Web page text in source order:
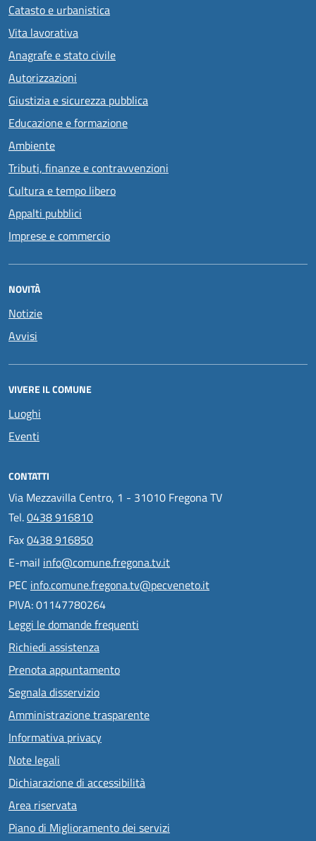
Catasto e urbanistica
Vita lavorativa
Anagrafe e stato civile
Autorizzazioni
Giustizia e sicurezza pubblica
Educazione e formazione
Ambiente
Tributi, finanze e contravvenzioni
Cultura e tempo libero
Appalti pubblici
Imprese e commercio
NOVITÀ
Notizie
Avvisi
VIVERE IL COMUNE
Luoghi
Eventi
CONTATTI
Via Mezzavilla Centro, 1 - 31010 Fregona TV
Tel.0438 916810
Fax0438 916850
E-mail info@comune.fregona.tv.it
PEC info.comune.fregona.tv@pecveneto.it
PIVA: 01147780264
Leggi le domande frequenti
Richiedi assistenza
Prenota appuntamento
Segnala disservizio
Amministrazione trasparente
Informativa privacy
Note legali
Dichiarazione di accessibilità
Area riservata
Piano di Miglioramento dei servizi